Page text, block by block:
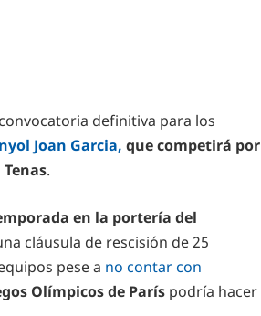
definitiva para los
Joan Garcia, que competirá por
.
en la portería del
cláusula de rescisión de 25
pese a no contar con
Olímpicos de París podría hacer